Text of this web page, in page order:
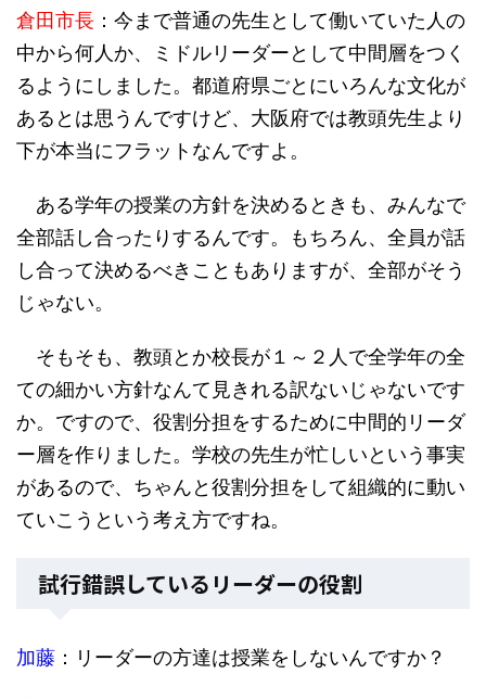
倉田市長 ：今まで普通の先生として働いていた人の
中から何人か、ミドルリーダーとして中間層をつく
るようにしました。都道府県ごとにいろんな文化が
あるとは思うんですけど、大阪府では教頭先生より
下が本当にフラットなんですよ。
ある学年の授業の方針を決めるときも、みんなで
全部話し合ったりするんです。もちろん、全員が話
し合って決めるべきこともありますが、全部がそう
じゃない。
そもそも、教頭とか校長が１～２人で全学年の全
ての細かい方針なんて見きれる訳ないじゃないです
か。ですので、役割分担をするために中間的リーダ
ー層を作りました。学校の先生が忙しいという事実
があるので、ちゃんと役割分担をして組織的に動い
ていこうという考え方ですね。
試行錯誤しているリーダーの役割
加藤 ：リーダーの方達は授業をしないんですか？